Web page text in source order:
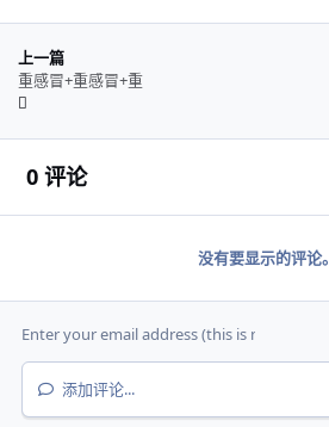
上一篇
重感冒+重感冒+重
0 评论
没有要显示的评论。
添加评论...